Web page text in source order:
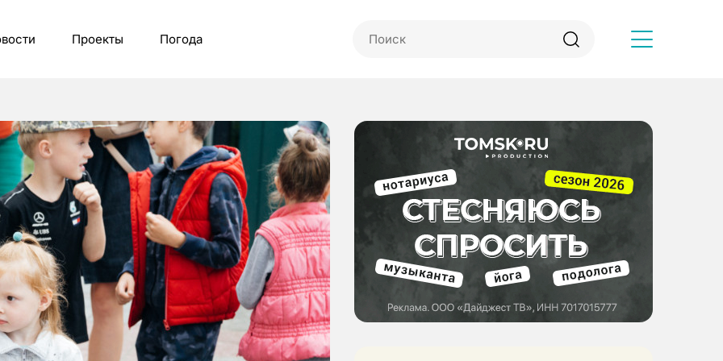
Проекты Погода